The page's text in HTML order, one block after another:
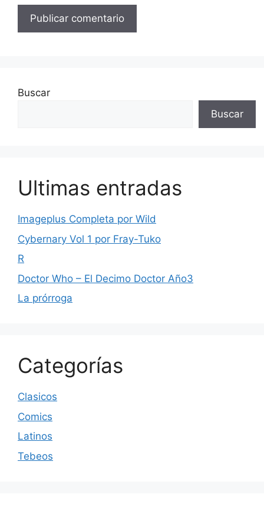
Buscar
Buscar
Ultimas entradas
Imageplus Completa por Wild
Cybernary Vol 1 por Fray-Tuko
R
Doctor Who – El Decimo Doctor Año3
La prórroga
Categorías
Clasicos
Comics
Latinos
Tebeos